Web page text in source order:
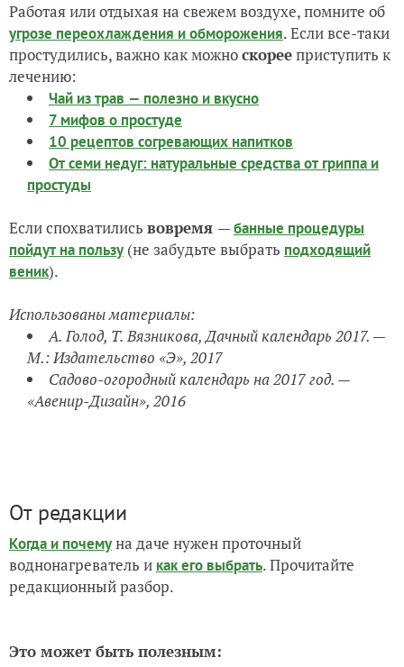
Работая или отдыхая на свежем воздухе, помните об
угрозе переохлаждения и обморожения. Если все-таки
простудились, важно как можноскорееприступить к
лечению:
Чай из трав — полезно и вкусно
7 мифов о простуде
10 рецептов согревающих напитков
От семи недуг: натуральные средства от гриппа и
простуды
Если спохватились вовремя —банные процедуры
пойдут на пользу (не забудьте выбрать подходящий
веник).
Использованы материалы:
А. Голод, Т. Вязникова, Дачный календарь 2017. —
М.: Издательство «Э», 2017
Садово-огородный календарь на 2017 год. —
«Авенир-Дизайн», 2016
От редакции
Когда и почемуна даче нужен проточный
воднонагреватель и как его выбрать. Прочитайте
редакционный разбор.
Это может быть полезным: